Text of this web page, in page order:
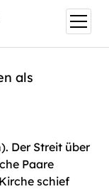
this page is
Menü
öffnen
als
Der Streit über
Paare
schief